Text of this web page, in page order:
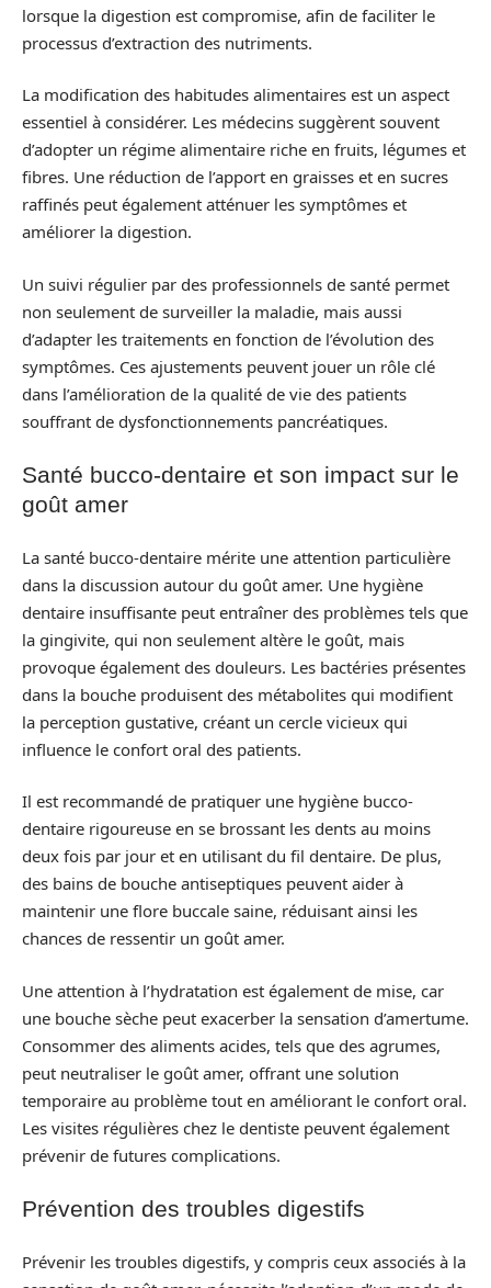
lorsque la digestion est compromise, afin de faciliter le
processus d’extraction des nutriments.
La modification des habitudes alimentaires est un aspect
essentiel à considérer. Les médecins suggèrent souvent
d’adopter un régime alimentaire riche en fruits, légumes et
fibres. Une réduction de l’apport en graisses et en sucres
raffinés peut également atténuer les symptômes et
améliorer la digestion.
Un suivi régulier par des professionnels de santé permet
non seulement de surveiller la maladie, mais aussi
d’adapter les traitements en fonction de l’évolution des
symptômes. Ces ajustements peuvent jouer un rôle clé
dans l’amélioration de la qualité de vie des patients
souffrant de dysfonctionnements pancréatiques.
Santé bucco-dentaire et son impact sur le
goût amer
La santé bucco-dentaire mérite une attention particulière
dans la discussion autour du goût amer. Une hygiène
dentaire insuffisante peut entraîner des problèmes tels que
la gingivite, qui non seulement altère le goût, mais
provoque également des douleurs. Les bactéries présentes
dans la bouche produisent des métabolites qui modifient
la perception gustative, créant un cercle vicieux qui
influence le confort oral des patients.
Il est recommandé de pratiquer une hygiène bucco-
dentaire rigoureuse en se brossant les dents au moins
deux fois par jour et en utilisant du fil dentaire. De plus,
des bains de bouche antiseptiques peuvent aider à
maintenir une flore buccale saine, réduisant ainsi les
chances de ressentir un goût amer.
Une attention à l’hydratation est également de mise, car
une bouche sèche peut exacerber la sensation d’amertume.
Consommer des aliments acides, tels que des agrumes,
peut neutraliser le goût amer, offrant une solution
temporaire au problème tout en améliorant le confort oral.
Les visites régulières chez le dentiste peuvent également
prévenir de futures complications.
Prévention des troubles digestifs
Prévenir les troubles digestifs, y compris ceux associés à la